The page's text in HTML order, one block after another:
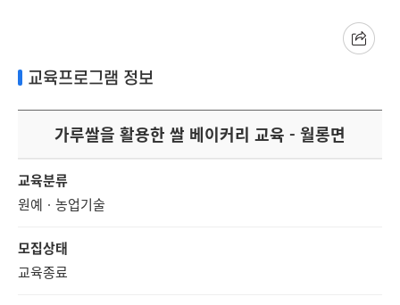
교육프로그램 정보
가루쌀을 활용한 쌀 베이커리 교육 - 월롱면
교육분류
원예ㆍ농업기술
모집상태
교육종료